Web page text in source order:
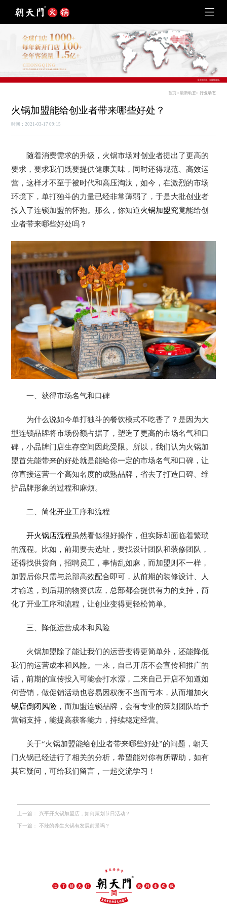
首页 >最新动态> 行业动态
火锅加盟能给创业者带来哪些好处？
时间：2021-03-17 09:15
随着消费需求的升级，火锅市场对创业者提出了更高的
要求，要求我们既要提供健康美味，同时还得规范、高效运
营，这样才不至于被时代和高压淘汰，如今，在激烈的市场
环境下，单打独斗的力量已经非常薄弱了，于是大批创业者
投入了连锁加盟的怀抱。那么，你知道火锅加盟究竟能给创
业者带来哪些好处吗？
一、获得市场名气和口碑
为什么说如今单打独斗的餐饮模式不吃香了？是因为大
型连锁品牌将市场份额占据了，塑造了更高的市场名气和口
碑，小品牌门店生存空间因此受限。所以，我们认为火锅加
盟首先能带来的好处就是能给你一定的市场名气和口碑，让
你直接运营一个高知名度的成熟品牌，省去了打造口碑、维
护品牌形象的过程和麻烦。
二、简化开业工序和流程
开火锅店流程虽然看似很好操作，但实际却面临着繁琐
的流程。比如，前期要去选址，要找设计团队和装修团队，
还得找供货商，招聘员工，事情乱如麻，而加盟则不一样，
加盟后你只需与总部高效配合即可，从前期的装修设计、人
才输送，到后期的物资供应，总部都会提供有力的支持，简
化了开业工序和流程，让创业变得更轻松简单。
三、降低运营成本和风险
火锅加盟除了能让我们的运营变得更简单外，还能降低
我们的运营成本和风险。一来，自己开店不会宣传和推广的
话，前期的宣传投入可能会打水漂，二来自己开店不知道如
何营销，做促销活动也容易因权衡不当而亏本，从而增加火
锅店倒闭风险 ，而加盟连锁品牌，会有专业的策划团队给予
营销支持，能提高获客能力，持续稳定经营。
关于“火锅加盟能给创业者带来哪些好处”的问题，朝天
门火锅已经进行了相关的分析，希望能对你有所帮助，如有
其它疑问，可给我们留言，一起交流学习！
上一篇： 兴平开火锅加盟店，如何策划节日活动？
下一篇： 不辣的养生火锅有发展前景吗？